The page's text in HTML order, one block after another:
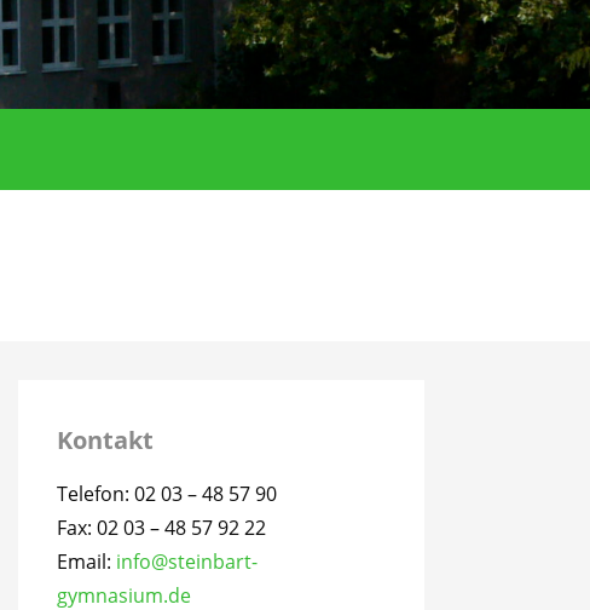
Kontakt
Telefon: 02 03 – 48 57 90
Fax: 02 03 – 48 57 92 22
Email: info@steinbart-
gymnasium.de